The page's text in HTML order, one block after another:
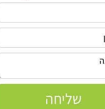
שליחה